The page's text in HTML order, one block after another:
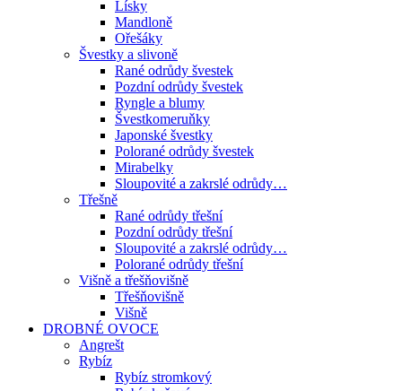
Lísky
Mandloně
Ořešáky
Švestky a slivoně
Rané odrůdy švestek
Pozdní odrůdy švestek
Ryngle a blumy
Švestkomeruňky
Japonské švestky
Polorané odrůdy švestek
Mirabelky
Sloupovité a zakrslé odrůdy…
Třešně
Rané odrůdy třešní
Pozdní odrůdy třešní
Sloupovité a zakrslé odrůdy…
Polorané odrůdy třešní
Višně a třešňovišně
Třešňovišně
Višně
DROBNÉ OVOCE
Angrešt
Rybíz
Rybíz stromkový